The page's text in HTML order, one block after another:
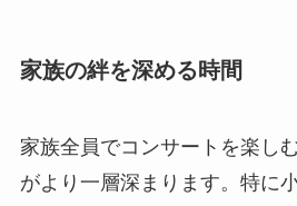
家族の絆を深める時間
家族全員でコンサートを楽し
がより一層深まります。特に